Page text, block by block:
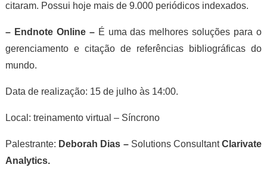
citaram. Possui hoje mais de 9.000 periódicos indexados.
– Endnote Online – É uma das melhores soluções para o
gerenciamento e citação de referências bibliográficas do
mundo.
Data de realização: 15 de julho às 14:00.
Local: treinamento virtual – Síncrono
Palestrante: Deborah Dias – Solutions ConsultantClarivate
Analytics.